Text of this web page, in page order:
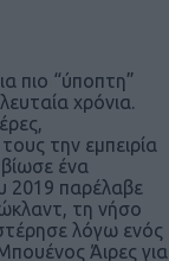
πιο “ύποπτη”
χρόνια.
την εμπειρία
ένα
2019 παρέλαβε
τη νήσο
λόγω ενός
Άιρες για